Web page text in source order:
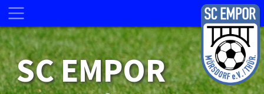
SC EMPOR